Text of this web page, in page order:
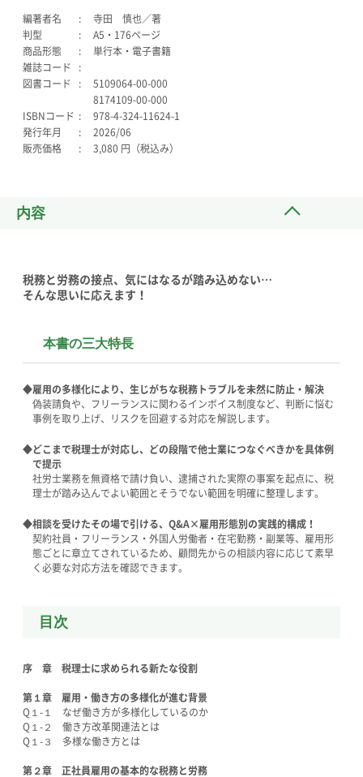
編著者名
寺田 慎也／著
判型
A5・176ページ
商品形態
単行本・電子書籍
雑誌コード
図書コード
5109064-00-000
8174109-00-000
ISBNコード
978-4-324-11624-1
発行年月
2026/06
販売価格
3,080 円（税込み）
内容
税務と労務の接点、気にはなるが踏み込めない…
そんな思いに応えます！
本書の三大特長
◆雇用の多様化により、生じがちな税務トラブルを未然に防止・解決
偽装請負や、フリーランスに関わるインボイス制度など、判断に悩む
事例を取り上げ、 リスクを回避する対応を解説します。
◆どこまで税理士が対応し、どの段階で他士業につなぐべきかを具体例
で提示
社労士業務を無資格で請け負い、逮捕された実際の事案を起点に、税
理士が踏み込んでよい範囲とそうでない範囲を明確に整理します。
◆相談を受けたその場で引ける、Q&A×雇用形態別の実践的構成！
契約社員・フリーランス・外国人労働者・在宅勤務・副業等、雇用形
態ごとに章立てされているため、 顧問先からの相談内容に応じて素早
く必要な対応方法を確認できます。
目次
序 章 税理士に求められる新たな役割
第１章 雇用・働き方の多様化が進む背景
Q１-１ なぜ働き方が多様化しているのか
Q１-２ 働き方改革関連法とは
Q１-３ 多様な働き方とは
第２章 正社員雇用の基本的な税務と労務